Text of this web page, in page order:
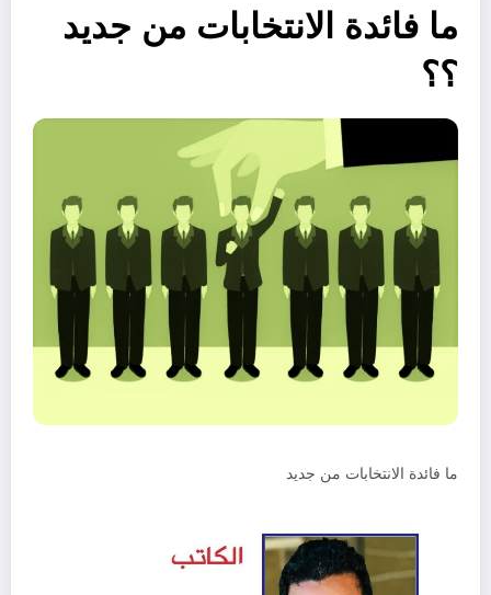
ما فائدة الانتخابات من جديد
؟؟
ما فائدة الانتخابات من جديد